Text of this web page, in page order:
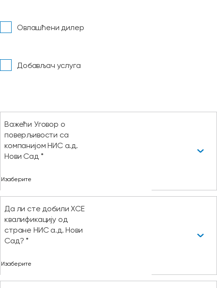
Овлашћени дилер
Добављач услуга
Важећи Уговор о
поверљивости са
компанијом НИС а.д.
Нови Сад *
Да ли сте добили ХСЕ
квалификацију од
стране НИС а.д. Нови
Сад? *